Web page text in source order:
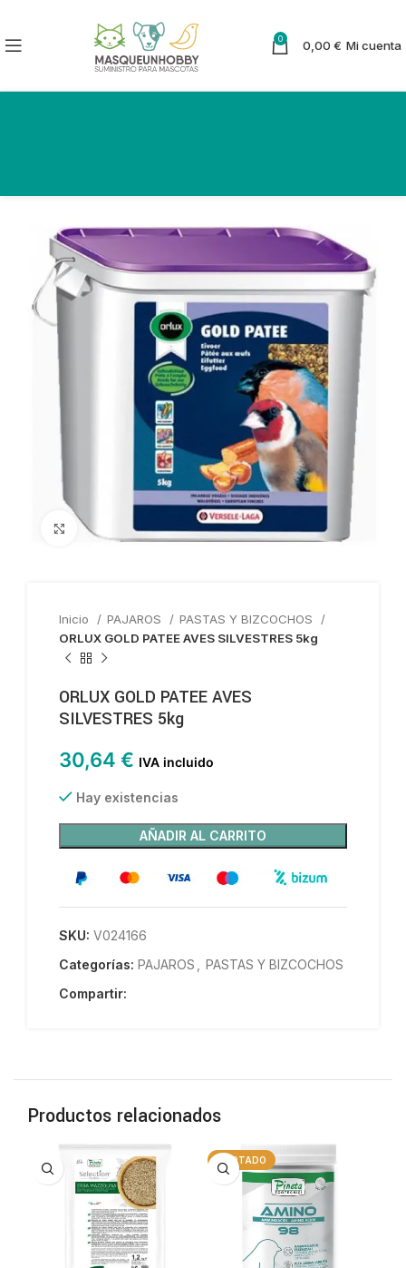
0 0,00 € Mi cuenta
Haga clic para ampliar
Inicio PAJAROS
PASTAS Y BIZCOCHOS
ORLUX GOLD PATEE AVES SILVESTRES 5kg
ORLUX GOLD PATEE AVES
SILVESTRES 5kg
30,64 € IVA incluido
Hay existencias
AÑADIR AL CARRITO
SKU: V024166
Categorías: PAJAROS
PASTAS Y BIZCOCHOS
Compartir:
Productos relacionados
AGOTADO